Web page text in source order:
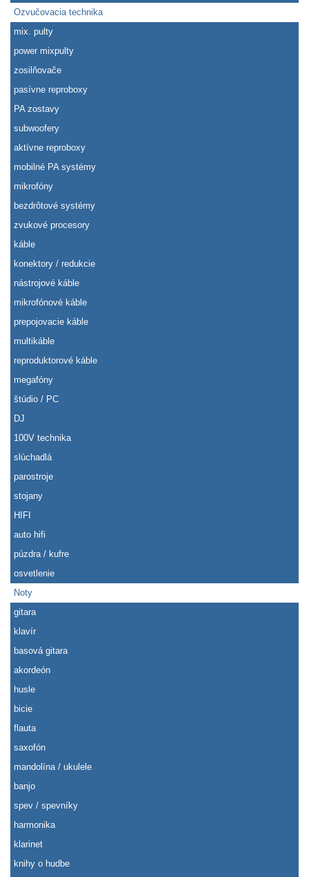
Ozvučovacia technika
mix. pulty
power mixpulty
zosilňovače
pasívne reproboxy
PA zostavy
subwoofery
aktívne reproboxy
mobilné PA systémy
mikrofóny
bezdrôtové systémy
zvukové procesory
káble
konektory / redukcie
nástrojové káble
mikrofónové káble
prepojovacie káble
multikáble
reproduktorové káble
megafóny
štúdio / PC
DJ
100V technika
slúchadlá
parostroje
stojany
HIFI
auto hifi
púzdra / kufre
osvetlenie
Noty
gitara
klavír
basová gitara
akordeón
husle
bicie
flauta
saxofón
mandolína / ukulele
banjo
spev / spevníky
harmonika
klarinet
knihy o hudbe